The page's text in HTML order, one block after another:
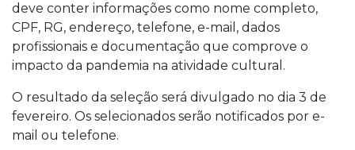
deve conter informações como nome completo,
CPF, RG, endereço, telefone, e-mail, dados
profissionais e documentação que comprove o
impacto da pandemia na atividade cultural.
O resultado da seleção será divulgado no dia 3 de
fevereiro. Os selecionados serão notificados por e-
mail ou telefone.